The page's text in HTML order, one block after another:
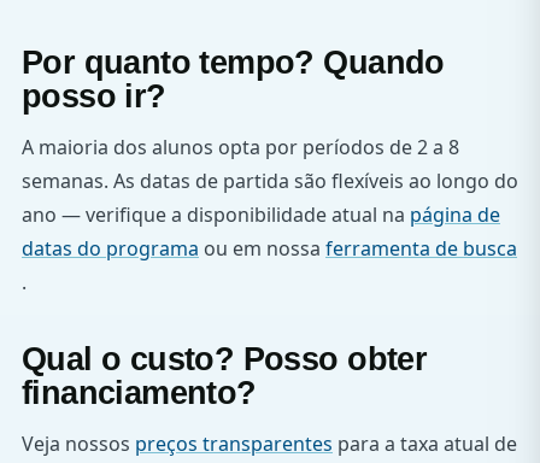
Por quanto tempo? Quando
posso ir?
A maioria dos alunos opta por períodos de 2 a 8
semanas. As datas de partida são flexíveis ao longo do
ano — verifique a disponibilidade atual na página de
datas do programa ou em nossa ferramenta de busca
.
Qual o custo? Posso obter
financiamento?
Veja nossos preços transparentes para a taxa atual de